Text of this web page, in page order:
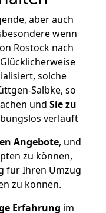
aber auch
wenn
Rostock nach
solche
Salbke, so
und Sie zu
verläuft
Angebote, und
zu können,
für Ihren Umzug
zu können.
Erfahrung im